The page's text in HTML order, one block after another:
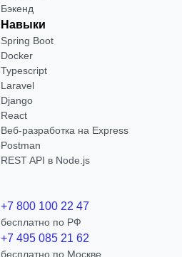
Бэкенд
Навыки
Spring Boot
Docker
Typescript
Laravel
Django
React
Веб-разработка на Express
Postman
REST API в Node.js
+7 800 100 22 47
бесплатно по РФ
+7 495 085 21 62
бесплатно по Москве